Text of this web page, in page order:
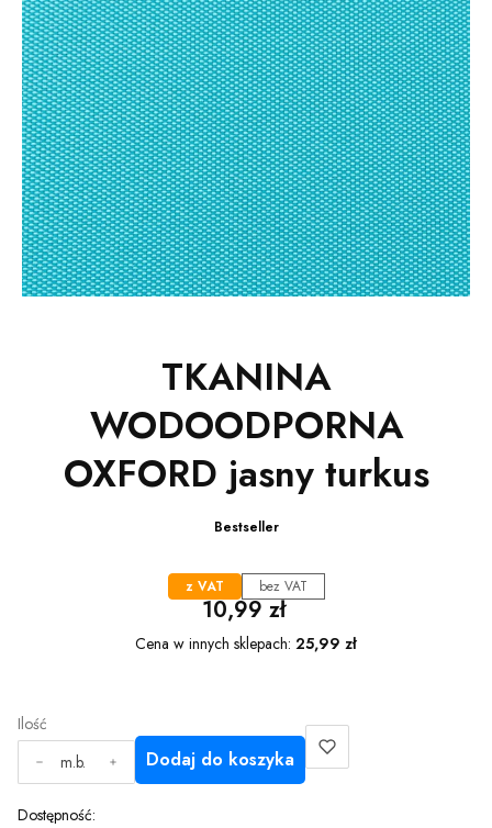
TKANINA
WODOODPORNA
OXFORD jasny turkus
Bestseller
z VAT bez VAT
Cena
10,99 zł
Cena w innych sklepach: 25,99 zł
Ilość
m.b.
Dodaj do koszyka
Dostępność: